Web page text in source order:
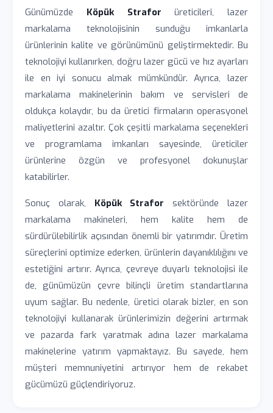
Günümüzde Köpük Strafor üreticileri, lazer
markalama teknolojisinin sunduğu imkanlarla
ürünlerinin kalite ve görünümünü geliştirmektedir. Bu
teknolojiyi kullanırken, doğru lazer gücü ve hız ayarları
ile en iyi sonucu almak mümkündür. Ayrıca, lazer
markalama makinelerinin bakım ve servisleri de
oldukça kolaydır, bu da üretici firmaların operasyonel
maliyetlerini azaltır. Çok çeşitli markalama seçenekleri
ve programlama imkanları sayesinde, üreticiler
ürünlerine özgün ve profesyonel dokunuşlar
katabilirler.
Sonuç olarak, Köpük Strafor sektöründe lazer
markalama makineleri, hem kalite hem de
sürdürülebilirlik açısından önemli bir yatırımdır. Üretim
süreçlerini optimize ederken, ürünlerin dayanıklılığını ve
estetiğini artırır. Ayrıca, çevreye duyarlı teknolojisi ile
de, günümüzün çevre bilinçli üretim standartlarına
uyum sağlar. Bu nedenle, üretici olarak bizler, en son
teknolojiyi kullanarak ürünlerimizin değerini artırmak
ve pazarda fark yaratmak adına lazer markalama
makinelerine yatırım yapmaktayız. Bu sayede, hem
müşteri memnuniyetini artırıyor hem de rekabet
gücümüzü güçlendiriyoruz.